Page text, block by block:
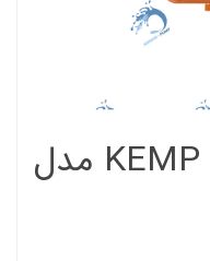
موتور ویبراتور کمپ KEMP مدل